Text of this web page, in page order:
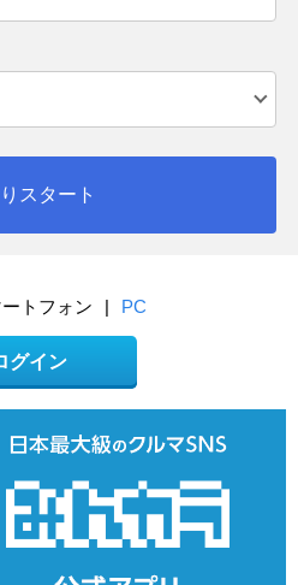
スタート
ートフォン | PC
グイン